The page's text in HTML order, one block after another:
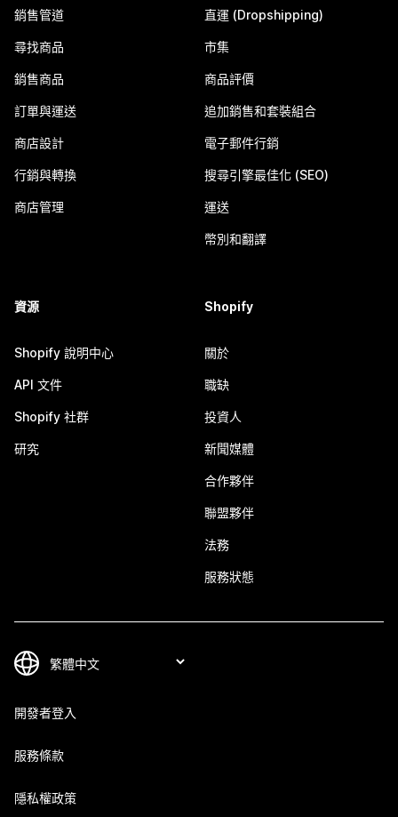
銷售管道
尋找商品
銷售商品
訂單與運送
商店設計
行銷與轉換
商店管理
直運 (Dropshipping)
市集
商品評價
追加銷售和套裝組合
電子郵件行銷
搜尋引擎最佳化 (SEO)
運送
幣別和翻譯
資源
Shopify 說明中心
API 文件
Shopify 社群
研究
Shopify
關於
職缺
投資人
新聞媒體
合作夥伴
聯盟夥伴
法務
服務狀態
開發者登入
服務條款
隱私權政策